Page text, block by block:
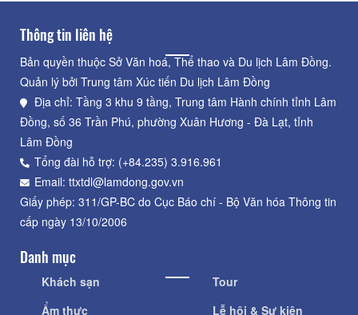
Thông tin liên hệ
Bản quyền thuộc Sở Văn hoá, Thể thao và Du lịch Lâm Đồng.
Quản lý bởi Trung tâm Xúc tiến Du lịch Lâm Đồng
Địa chỉ: Tầng 3 khu 9 tầng, Trung tâm Hành chính tỉnh Lâm
Đồng, số 36 Trần Phú, phường Xuân Hương - Đà Lạt, tỉnh
Lâm Đồng
Tổng đài hỗ trợ: (+84.235) 3.916.961
Email: ttxtdl@lamdong.gov.vn
Giấy phép: 311/GP-BC do Cục Báo chí - Bộ Văn hóa Thông tin
cấp ngày 13/10/2006
Danh mục
Khách sạn
Ẩm thực
Tour
Lễ hội & Sự kiện